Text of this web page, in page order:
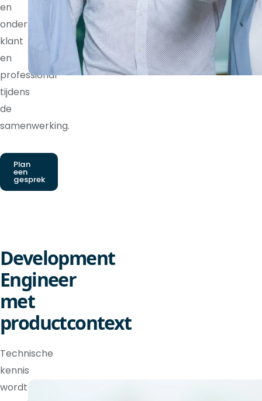
en
ondersteunt
klant
en
professional
tijdens
de
samenwerking.
Plan
een
gesprek
Development
Engineer
met
productcontext
Technische
kennis
wordt